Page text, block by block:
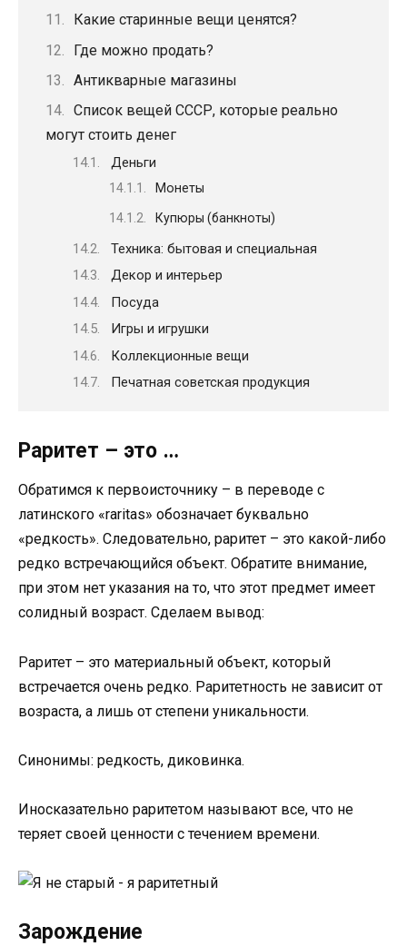
Какие старинные вещи ценятся?
Где можно продать?
Антикварные магазины
Список вещей СССР, которые реально
могут стоить денег
Деньги
Монеты
Купюры (банкноты)
Техника: бытовая и специальная
Декор и интерьер
Посуда
Игры и игрушки
Коллекционные вещи
Печатная советская продукция
Раритет – это …
Обратимся к первоисточнику – в переводе с
латинского «raritas» обозначает буквально
«редкость». Следовательно, раритет – это какой-либо
редко встречающийся объект. Обратите внимание,
при этом нет указания на то, что этот предмет имеет
солидный возраст. Сделаем вывод:
Раритет – это материальный объект, который
встречается очень редко. Раритетность не зависит от
возраста, а лишь от степени уникальности.
Синонимы: редкость, диковинка.
Иносказательно раритетом называют все, что не
теряет своей ценности с течением времени.
Зарождение